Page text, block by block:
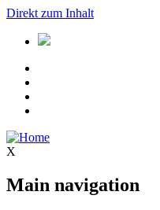
Direkt zum Inhalt
X
Main navigation